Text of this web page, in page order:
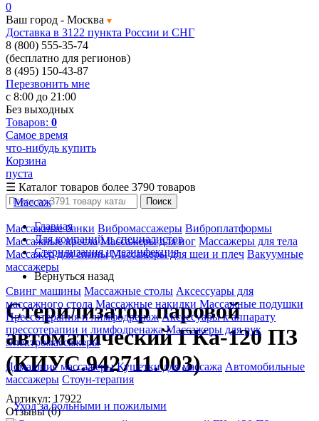
0
Ваш город - Москва
Доставка в 3122 пункта России и СНГ
8 (800) 555-35-74
(бесплатно для регионов)
8 (495) 150-43-87
Перезвонить мне
с 8:00 до 21:00
Без выходных
Товаров: 0
Самое время
что-нибудь купить
Корзина
пуста
☰ Каталог товаров более 3790 товаров
Массаж
Массажные банки Вибромассажеры Виброплатформы
Массажные кресла Массажеры для ног Массажеры для тела
Массажер для спины Массажеры для шеи и плеч Вакуумные
массажеры
Свинг машины Массажные столы Аксессуары для
массажного стола Массажные накидки Массажные подушки
Прессотерапия и лимфодренаж Аксессуары к аппарату
прессотерапии и лимфодренажа Массажеры для рук
Электромассажеры
Домашние массажеры Кушетки для массажа Автомобильные
массажеры Стоун-терапия
Уход за больными и пожилыми
Поиск
Главная
Для компаний и специалистов
Стерилизация и дезинфекция
Вернуться назад
Стерилизатор паровой
автоматический ГКа-120 ПЗ
(КИУС.942711.003)
Артикул: 17922
Отзывы (0)